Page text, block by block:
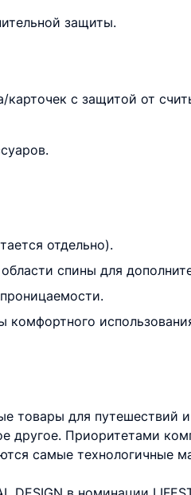
защиты.
карточек с защитой от
отдельно).
спины для
комфортного
товары для путешествий
другое. Приоритетами
самые технологичные